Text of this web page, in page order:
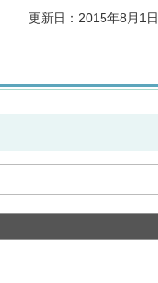
更新日：2015年8月1日